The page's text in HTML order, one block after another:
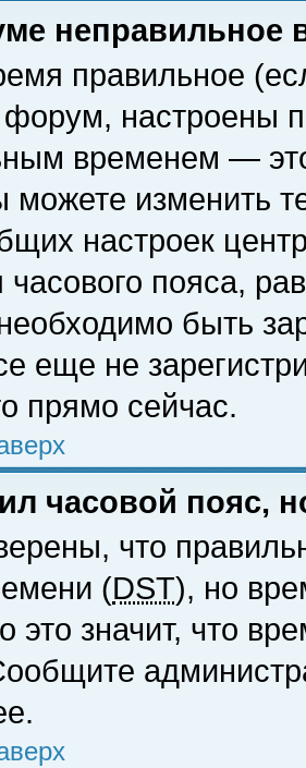
неправильное
правильное
настроены
временем —
можете изменить
настроек
часового пояса,
быть
еще не
прямо сейчас.
часовой пояс,
что
(DST), но
это значит, что